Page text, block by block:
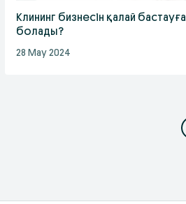
Клининг бизнесін қалай бастауға
болады?
28 May 2024